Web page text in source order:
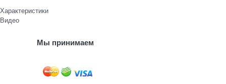
Характеристики
Видео
Мы принимаем